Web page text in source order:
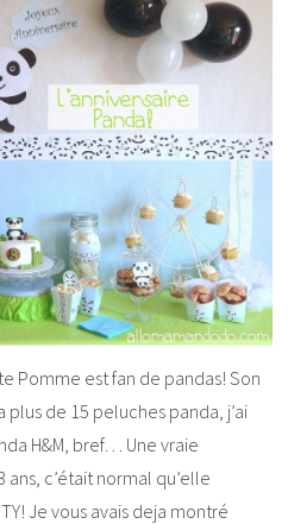
Pomme est fan de pandas! Son
de 15 peluches panda, j’ai
H&M, bref… Une vraie
ans, c’était normal qu’elle
Je vous avais deja montré